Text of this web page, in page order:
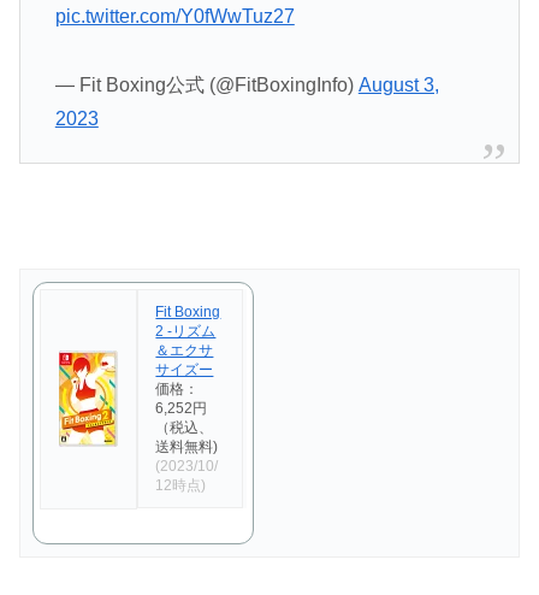
pic.twitter.com/Y0fWwTuz27
— Fit Boxing公式 (@FitBoxingInfo) August 3,
2023
Fit Boxing
2 -リズム
＆エクサ
サイズー
価格：
6,252円
（税込、
送料無料)
(2023/10/
12時点)